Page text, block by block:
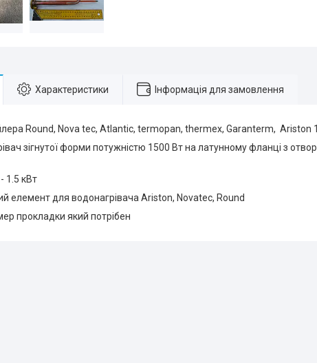
Характеристики Інформація для замовлення
Round, Nova tec, Atlantic, termopan, thermex, Garanterm, Ariston
зігнутої форми потужністю 1500 Вт на латунному фланці з
1.5 кВт
елемент для водонагрівача Ariston, Novatec, Round
прокладки який потрібен